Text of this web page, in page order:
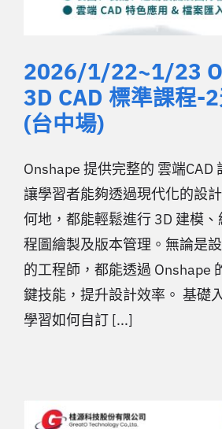
2026/1/22~1/23
3D CAD 標準課程-
(台中場)
Onshape 提供完整的 雲端CAD
讓學習者能夠透過現代化的設
何地，都能輕鬆進行 3D 建模
程圖繪製及版本管理。無論是
的工程師，都能透過 Onshape
鍵技能，提升設計效率。 基礎
學習如何自訂 [...]